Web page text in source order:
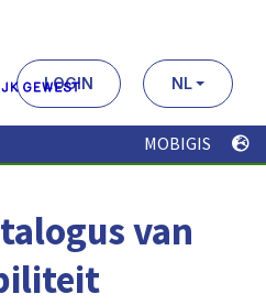
LOGIN NL
MOBIGIS
van